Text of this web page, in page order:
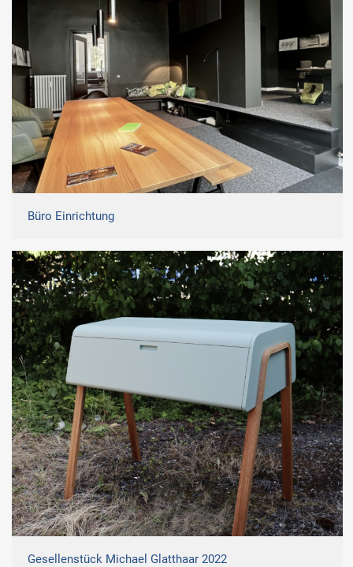
Büro Einrichtung
Gesellenstück Michael Glatthaar 2022